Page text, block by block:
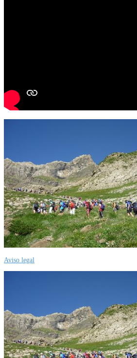
Aviso legal